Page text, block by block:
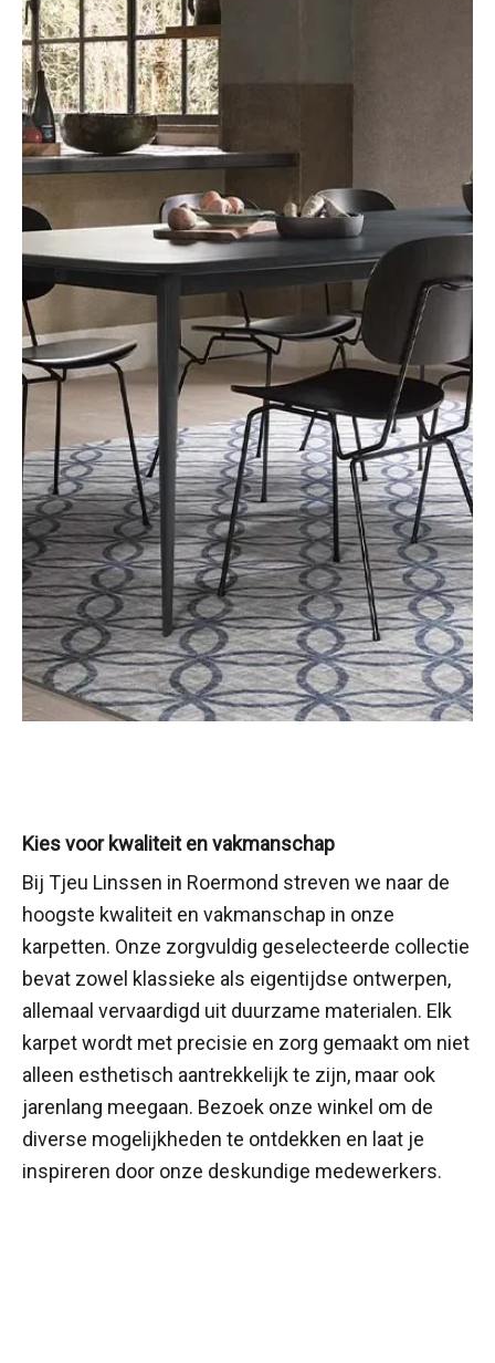
Kies voor kwaliteit en vakmanschap
Bij Tjeu Linssen in Roermond streven we naar de
hoogste kwaliteit en vakmanschap in onze
karpetten. Onze zorgvuldig geselecteerde collectie
bevat zowel klassieke als eigentijdse ontwerpen,
allemaal vervaardigd uit duurzame materialen. Elk
karpet wordt met precisie en zorg gemaakt om niet
alleen esthetisch aantrekkelijk te zijn, maar ook
jarenlang meegaan. Bezoek onze winkel om de
diverse mogelijkheden te ontdekken en laat je
inspireren door onze deskundige medewerkers.